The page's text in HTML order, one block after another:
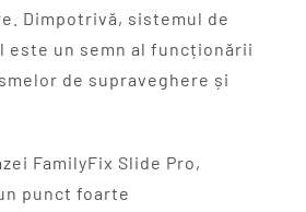
Dimpotrivă, sistemul de
este un semn al funcționării
de supraveghere și
FamilyFix Slide Pro,
punct foarte